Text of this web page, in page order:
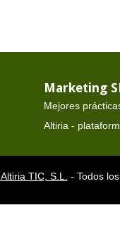
Marketing
Mejores
Altiria -
Altiria TIC, S.L. - Todos